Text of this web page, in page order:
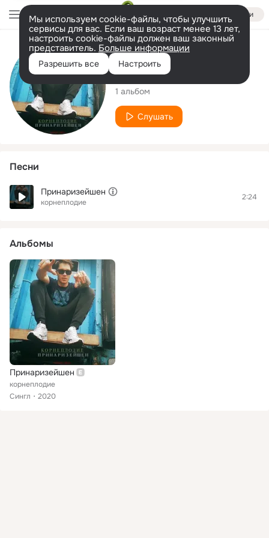
Войти
Мы используем cookie-файлы, чтобы улучшить
сервисы для вас. Если ваш возраст менее 13 лет,
настроить cookie-файлы должен ваш законный
представитель. Больше информации
Разрешить все Настроить
Исполнитель
корнеплодие
1 альбом
Слушать
Песни
Принаризейшен
корнеплодие
2:24
Альбомы
Принаризейшен
корнеплодие
Сингл
2020